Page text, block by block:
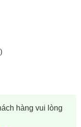
hàng vui lòng